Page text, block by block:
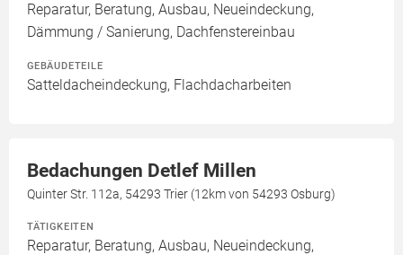
Reparatur, Beratung, Ausbau, Neueindeckung,
Dämmung / Sanierung, Dachfenstereinbau
GEBÄUDETEILE
Satteldacheindeckung, Flachdacharbeiten
Bedachungen Detlef Millen
Quinter Str. 112a, 54293 Trier (12km von 54293 Osburg)
TÄTIGKEITEN
Reparatur, Beratung, Ausbau, Neueindeckung,